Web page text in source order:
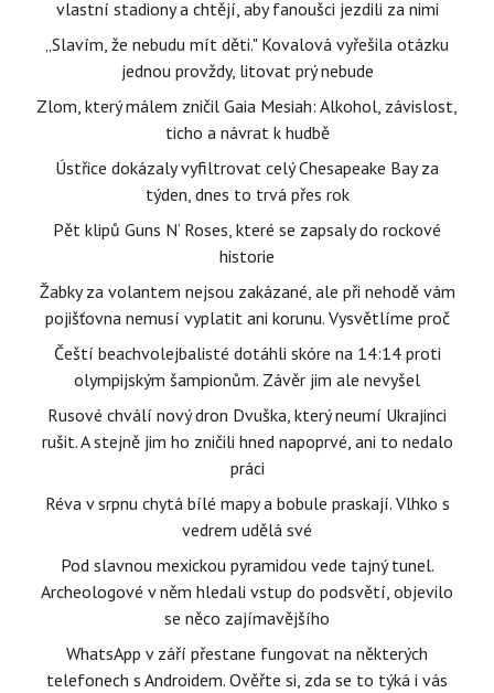
vlastní stadiony a chtějí, aby fanoušci jezdili za nimi
„Slavím, že nebudu mít děti." Kovalová vyřešila otázku
jednou provždy, litovat prý nebude
Zlom, který málem zničil Gaia Mesiah: Alkohol, závislost,
ticho a návrat k hudbě
Ústřice dokázaly vyfiltrovat celý Chesapeake Bay za
týden, dnes to trvá přes rok
Pět klipů Guns N‘ Roses, které se zapsaly do rockové
historie
Žabky za volantem nejsou zakázané, ale při nehodě vám
pojišťovna nemusí vyplatit ani korunu. Vysvětlíme proč
Čeští beachvolejbalisté dotáhli skóre na 14:14 proti
olympijským šampionům. Závěr jim ale nevyšel
Rusové chválí nový dron Dvuška, který neumí Ukrajinci
rušit. A stejně jim ho zničili hned napoprvé, ani to nedalo
práci
Réva v srpnu chytá bílé mapy a bobule praskají. Vlhko s
vedrem udělá své
Pod slavnou mexickou pyramidou vede tajný tunel.
Archeologové v něm hledali vstup do podsvětí, objevilo
se něco zajímavějšího
WhatsApp v září přestane fungovat na některých
telefonech s Androidem. Ověřte si, zda se to týká i vás